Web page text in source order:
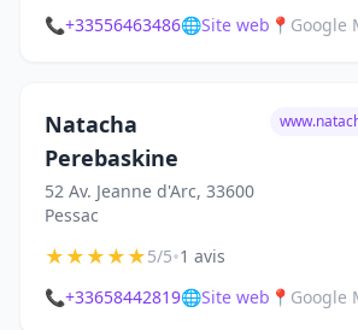
📞+33556463486🌐Site web 📍 Google
Natacha
Perebaskine
52 Av. Jeanne d'Arc, 33600
Pessac
★★★★★5/5•1 avis
📞+33658442819🌐Site web 📍 Google